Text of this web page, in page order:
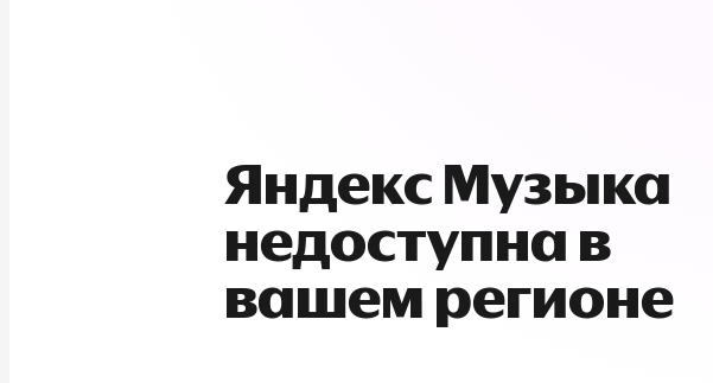
Яндекс Музыка
недоступна в
вашем регионе